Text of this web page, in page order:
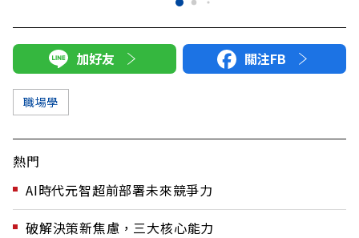
加好友 關注FB
職場學
熱門
AI時代元智超前部署未來競爭力
破解決策新焦慮，三大核心能力